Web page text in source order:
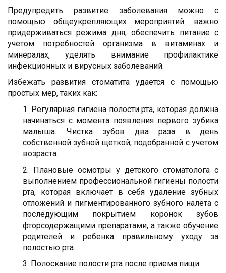
Предупредить развитие заболевания можно с
помощью общеукрепляющих мероприятий: важно
придерживаться режима дня, обеспечить питание с
учетом потребностей организма в витаминах и
минералах, уделять внимание профилактике
инфекционных и вирусных заболеваний.
Избежать развития стоматита удается с помощью
простых мер, таких как:
1. Регулярная гигиена полости рта, которая должна
начинаться с момента появления первого зубика
малыша. Чистка зубов два раза в день
собственной зубной щеткой, подобранной с учетом
возраста.
2. Плановые осмотры у детского стоматолога с
выполнением профессиональной гигиены полости
рта, которая включает в себя удаление зубных
отложений и пигментированного зубного налета с
последующим покрытием коронок зубов
фторсодержащими препаратами, а также обучение
родителей и ребенка правильному уходу за
полостью рта.
3. Полоскание полости рта после приема пищи.